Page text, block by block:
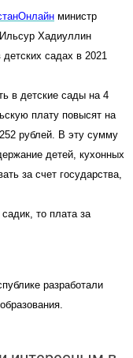
министр
Ильсур Хадиуллин
садах в 2021
в детские сады на 4
плату повысят на
рублей. В эту сумму
детей, кухонных
за счет государства,
то плата за
разработали